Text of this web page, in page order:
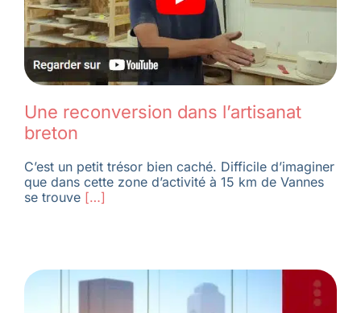
Une reconversion dans l’artisanat
breton
C’est un petit trésor bien caché. Difficile d’imaginer
que dans cette zone d’activité à 15 km de Vannes
se trouve[…]